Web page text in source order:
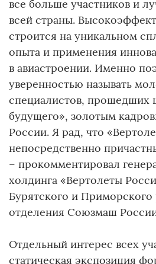
все больше участников и
всей страны.
строится на уникальном
опыта и применения
в авиастроении. Именно
уверенностью называть
специалистов, прошедших
будущего», золотым
России. Я рад, что
непосредственно
– прокомментировал
холдинга «Вертолеты
Бурятского и Приморского
отделения Союзмаш
Отдельный интерес всех
статическая экспозиция